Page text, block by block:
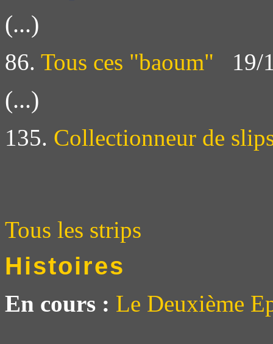
(...)
86. Tous ces "baoum" 19/
(...)
135. Collectionneur de
Tous les strips
Histoires
En cours : Le Deuxième